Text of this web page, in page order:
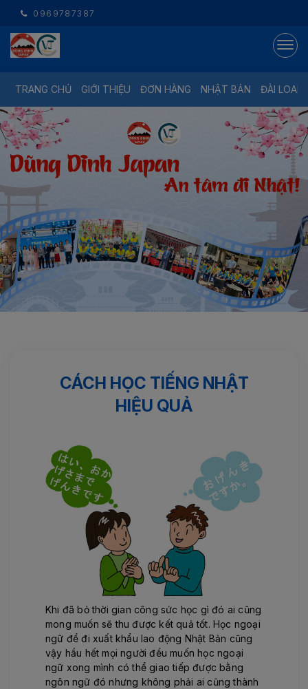
0969787387
TRANG CHỦ GIỚI THIỆU ĐƠN HÀNG NHẬT BẢN ĐÀI LOAN
CÁCH HỌC TIẾNG NHẬT
HIỆU QUẢ
Khi đã bỏ thời gian công sức học gì đó ai cũng
mong muốn sẽ thu được kết quả tốt. Học ngoại
ngữ để đi xuất khẩu lao động Nhật Bản cũng
vậy hầu hết mọi người đều muốn học ngoại
ngữ xong mình có thể giao tiếp được bằng
ngôn ngữ đó nhưng không phải ai cũng thành